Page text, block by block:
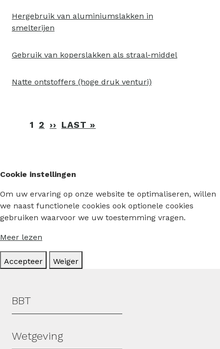
Hergebruik van aluminiumslakken in
smelterijen
Gebruik van koperslakken als straal-middel
Natte ontstoffers (hoge druk venturi)
Paginering
1 2 ›› VOLGENDE
LAST »
Cookie instellingen
Om uw ervaring op onze website te optimaliseren, willen
we naast functionele cookies ook optionele cookies
gebruiken waarvoor we uw toestemming vragen.
Meer lezen
Accepteer Weiger
Hoofdmenu
BBT
Wetgeving